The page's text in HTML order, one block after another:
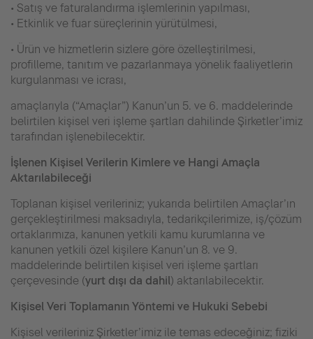
• Satış ve faturalandırma işlemlerinin yapılması,
• Etkinlik ve fuar süreçlerinin yürütülmesi,
• Ürün ve hizmetlerin sizlere göre özelleştirilmesi,
profilleme, tanıtım ve pazarlanmaya yönelik faaliyetlerin
kurgulanması ve icrası,
amaçlarıyla (“Amaçlar”) Kanun’un 5. ve 6. maddelerinde
belirtilen kişisel veri işleme şartları dahilinde Şirketler’imiz
tarafından işlenebilecektir.
İşlenen Kişisel Verilerin Kimlere ve Hangi Amaçla
Aktarılabileceği
Toplanan kişisel verileriniz; yukarıda belirtilen Amaçlar’ın
gerçekleştirilmesi maksadıyla, tedarikçilerimize, iş/çözüm
ortaklarımıza, kanunen yetkili kamu kurumlarına ve
kanunen yetkili özel kişilere Kanun’un 8. ve 9.
maddelerinde belirtilen kişisel veri işleme şartları
çerçevesinde (yurt dışı da dahil) aktarılabilecektir.
Kişisel Veri Toplamanın Yöntemi ve Hukuki Sebebi
Kişisel verileriniz Şirketler’imiz ile temas edeceğiniz; fiziki